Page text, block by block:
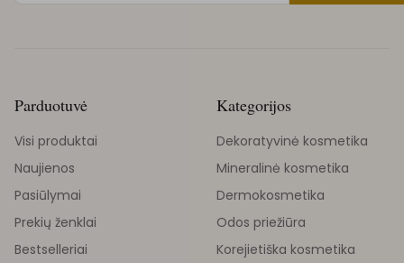
Parduotuvė
Visi produktai
Naujienos
Pasiūlymai
Prekių ženklai
Bestselleriai
Kategorijos
Dekoratyvinė kosmetika
Mineralinė kosmetika
Dermokosmetika
Odos priežiūra
Korejietiška kosmetika